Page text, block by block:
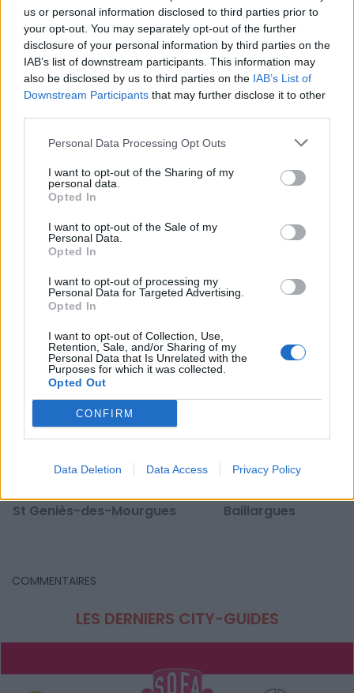
us or personal information disclosed to third parties prior to
your opt-out. You may separately opt-out of the further
disclosure of your personal information by third parties on the
IAB’s list of downstream participants. This information may
also be disclosed by us to third parties on the IAB’s List of
Downstream Participants that may further disclose it to other
Personal Data Processing Opt Outs
I want to opt-out of the Sharing of my
personal data.
Opted In
I want to opt-out of the Sale of my
Personal Data.
Opted In
I want to opt-out of processing my
Personal Data for Targeted Advertising.
Opted In
I want to opt-out of Collection, Use,
Retention, Sale, and/or Sharing of my
Personal Data that Is Unrelated with the
Purposes for which it was collected.
Opted Out
CONFIRM
Data Deletion Data Access Privacy Policy
AFFICHER LA CARTE
Mots-clés : Hérault, fete traditionnelle,Sorties Montpellier
fête de village,
À LIRE AUSSI...
Fête de la Truffe 2024 à
St Geniès-des-Mourgues
Fête d'Hiver de
Baillargues
COMMENTAIRES
LES DERNIERS CITY-GUIDES